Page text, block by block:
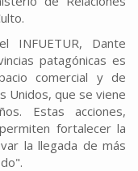
INFUETUR, Dante
patagónicas es
comercial y de
Unidos, que se viene
Estas acciones,
fortalecer la
la llegada de más